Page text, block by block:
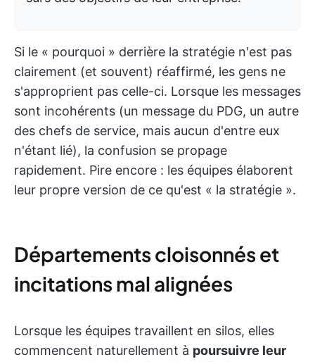
Si le « pourquoi » derrière la stratégie n'est pas
clairement (et souvent) réaffirmé, les gens ne
s'approprient pas celle-ci. Lorsque les messages
sont incohérents (un message du PDG, un autre
des chefs de service, mais aucun d'entre eux
n'étant lié), la confusion se propage
rapidement. Pire encore : les équipes élaborent
leur propre version de ce qu'est « la stratégie ».
Départements cloisonnés et
incitations mal alignées
Lorsque les équipes travaillent en silos, elles
commencent naturellement à poursuivre leur